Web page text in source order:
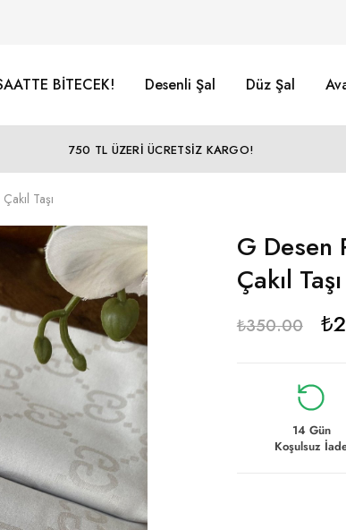
BİTECEK! Desenli Şal Düz Şal
750 TL ÜZERİ ÜCRETSİZ KARGO!
Taşı
G Desen
Çakıl Taşı
₺350.00 ₺
14 Gün
Koşulsuz